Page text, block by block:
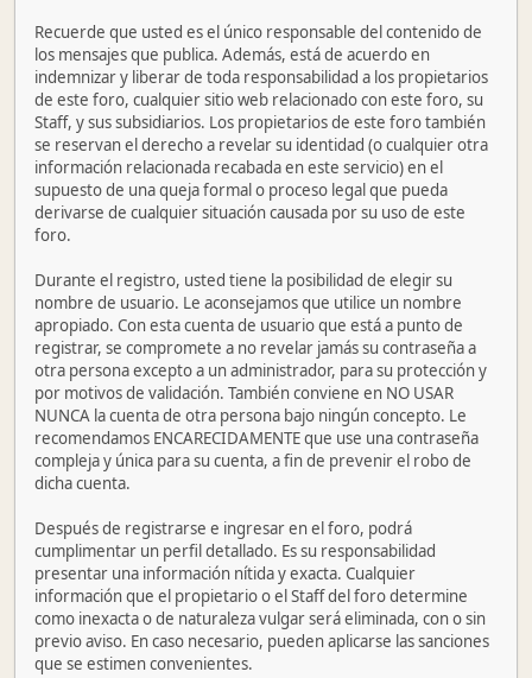
Recuerde que usted es el único responsable del contenido de
los mensajes que publica. Además, está de acuerdo en
indemnizar y liberar de toda responsabilidad a los propietarios
de este foro, cualquier sitio web relacionado con este foro, su
Staff, y sus subsidiarios. Los propietarios de este foro también
se reservan el derecho a revelar su identidad (o cualquier otra
información relacionada recabada en este servicio) en el
supuesto de una queja formal o proceso legal que pueda
derivarse de cualquier situación causada por su uso de este
foro.
Durante el registro, usted tiene la posibilidad de elegir su
nombre de usuario. Le aconsejamos que utilice un nombre
apropiado. Con esta cuenta de usuario que está a punto de
registrar, se compromete a no revelar jamás su contraseña a
otra persona excepto a un administrador, para su protección y
por motivos de validación. También conviene en NO USAR
NUNCA la cuenta de otra persona bajo ningún concepto. Le
recomendamos ENCARECIDAMENTE que use una contraseña
compleja y única para su cuenta, a fin de prevenir el robo de
dicha cuenta.
Después de registrarse e ingresar en el foro, podrá
cumplimentar un perfil detallado. Es su responsabilidad
presentar una información nítida y exacta. Cualquier
información que el propietario o el Staff del foro determine
como inexacta o de naturaleza vulgar será eliminada, con o sin
previo aviso. En caso necesario, pueden aplicarse las sanciones
que se estimen convenientes.